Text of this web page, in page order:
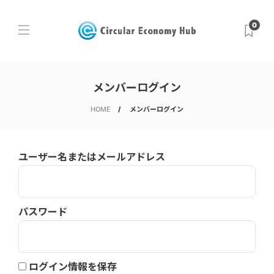
0
メンバーログイン
HOME メンバーログイン
ユーザー名またはメールアドレス
パスワード
ログイン情報を保存